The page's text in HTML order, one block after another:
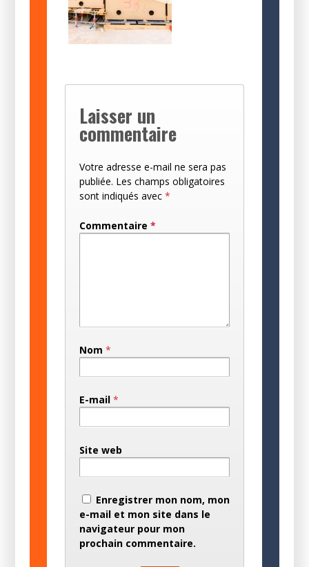
Laisser un
commentaire
Votre adresse e-mail ne sera pas
publiée. Les champs obligatoires
sont indiqués avec *
Commentaire *
Nom *
E-mail *
Site web
Enregistrer mon nom, mon
e-mail et mon site dans le
navigateur pour mon
prochain commentaire.